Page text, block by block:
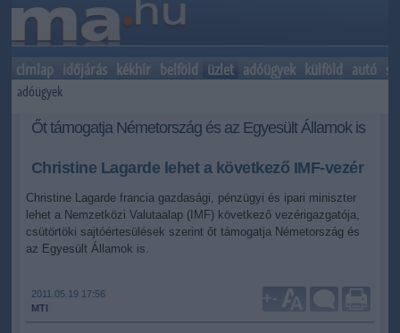
címlap időjárás kékhír belföld üzlet adóügyek külföld autó
adóügyek
Őt támogatja Németország és az Egyesült Államok is
Christine Lagarde lehet a következő IMF-vezér
Christine Lagarde francia gazdasági, pénzügyi és ipari miniszter
lehet a Nemzetközi Valutaalap (IMF) következő vezérigazgatója,
csütörtöki sajtóértesülések szerint őt támogatja Németország és
az Egyesült Államok is.
2011.05.19 17:56
MTI
+-